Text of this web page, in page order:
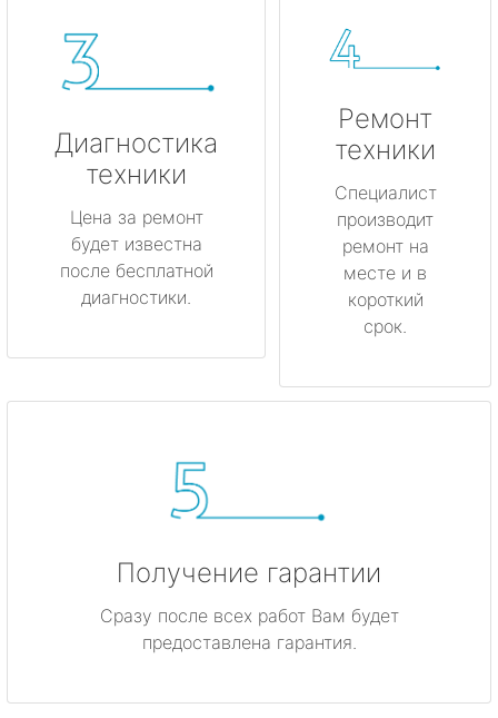
Диагностика
техники
Цена за ремонт
будет известна
после бесплатной
диагностики.
Ремонт
техники
Специалист
производит
ремонт на
месте и в
короткий
срок.
Получение гарантии
Сразу после всех работ Вам будет
предоставлена гарантия.